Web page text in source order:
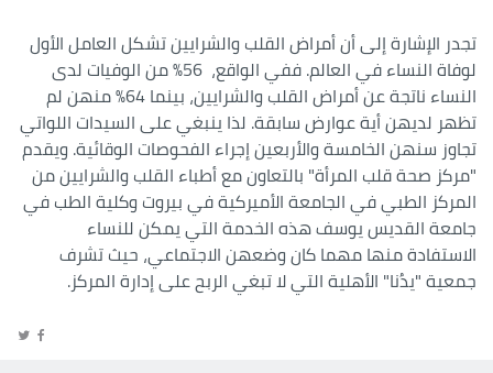
تجدر الإشارة إلى أن أمراض القلب والشرايين تشكل العامل الأول
لوفاة النساء في العالم. ففي الواقع، 56% من الوفيات لدى
النساء ناتجة عن أمراض القلب والشرايين، بينما 64% منهن لم
تظهر لديهن أية عوارض سابقة. لذا ينبغي على السيدات اللواتي
تجاوز سنهن الخامسة والأربعين إجراء الفحوصات الوقائية. ويقدم
"مركز صحة قلب المرأة" بالتعاون مع أطباء القلب والشرايين من
المركز الطبي في الجامعة الأميركية في بيروت وكلية الطب في
جامعة القديس يوسف هذه الخدمة التي يمكن للنساء
الاستفادة منها مهما كان وضعهن الاجتماعي، حيث تشرف
جمعية "يدُنا" الأهلية التي لا تبغي الربح على إدارة المركز.